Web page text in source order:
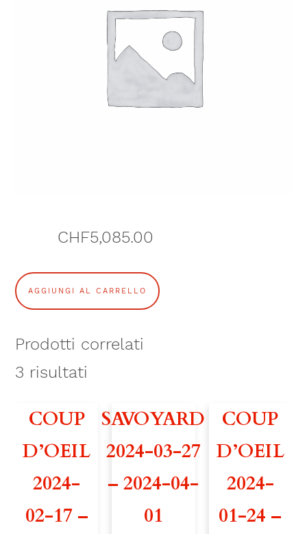
CHF5,085.00
V
O
L
G
3
AGGIUNGI AL CARRELLO
Prodotti correlati
3 risultati
COUP
D’OEIL
2024-
02-17 –
SAVOYARD
2024-03-27
– 2024-04-
01
COUP
D’OEIL
2024-
01-24 –